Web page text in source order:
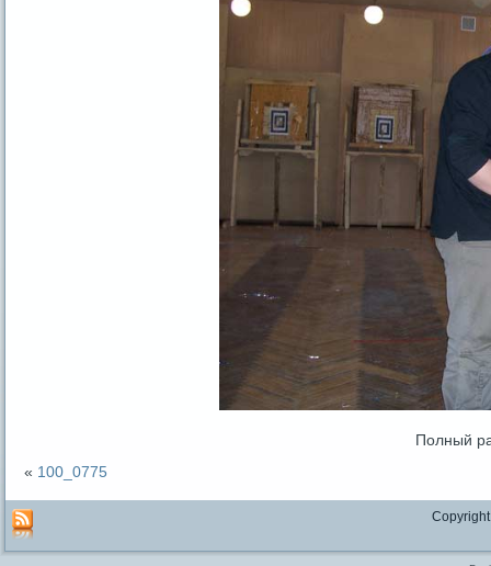
Полный
« 100_0775